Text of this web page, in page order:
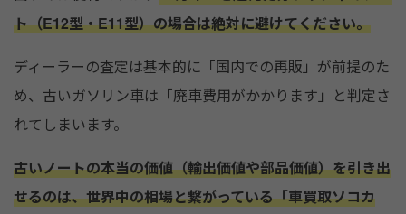
ト（E12型・E11型）の場合は絶対に避けてください。
ディーラーの査定は基本的に「国内での再販」が前提のた
め、古いガソリン車は「廃車費用がかかります」と判定さ
れてしまいます。
古いノートの本当の価値（輸出価値や部品価値）を引き出
せるのは、世界中の相場と繋がっている「車買取ソコカ